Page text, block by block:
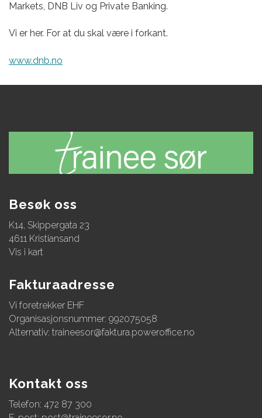
Markets, DNB Liv og Private Banking.
Vi er her. For at du skal være i forkant.
www.dnb.no
Besøk oss
K14, Skippergata 23
4611 Kristiansand
Vis i kart
Fakturaadresse
Vi foretrekker EHF
Organisasjonsnummer: 992075058
Alternativ: traineesor@faktura.poweroffice.no
Kontakt oss
Telefon: 472 87 300